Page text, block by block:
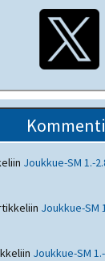
Joukkue-SM 1.-
Joukkue-SM
Joukkue-SM